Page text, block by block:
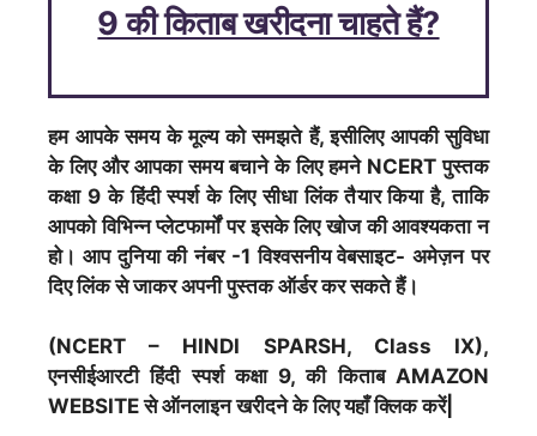
9 की किताब खरीदना चाहते हैं?
हम आपके समय के मूल्य को समझते हैं, इसीलिए आपकी सुविधा
के लिए और आपका समय बचाने के लिए हमने NCERT पुस्तक
कक्षा 9 के हिंदी स्पर्श के लिए सीधा लिंक तैयार किया है, ताकि
आपको विभिन्न प्लेटफार्मों पर इसके लिए खोज की आवश्यकता न
हो। आप दुनिया की नंबर -1 विश्वसनीय वेबसाइट- अमेज़न पर
दिए लिंक से जाकर अपनी पुस्तक ऑर्डर कर सकते हैं।
(NCERT – HINDI SPARSH, Class IX),
एनसीईआरटी हिंदी स्पर्श कक्षा 9, की किताब AMAZON
WEBSITE से ऑनलाइन खरीदने के लिए यहाँ क्लिक करें|